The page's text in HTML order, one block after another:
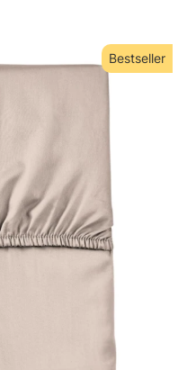
Bestseller